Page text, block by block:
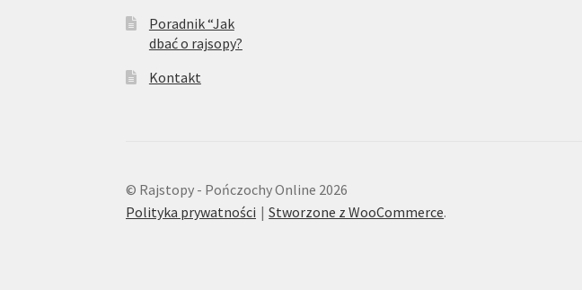
Poradnik “Jak
dbać o rajsopy?
Kontakt
© Rajstopy - Pończochy Online 2026
Polityka prywatności
Stworzone z WooCommerce.